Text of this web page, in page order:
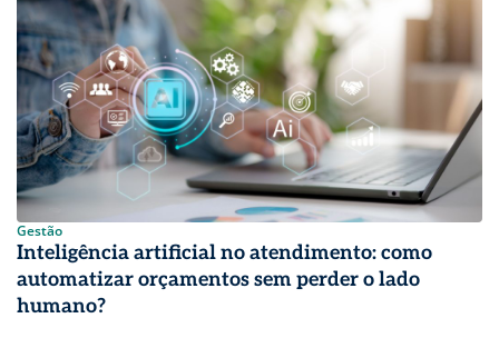
Gestão
Inteligência artificial no atendimento: como
automatizar orçamentos sem perder o lado
humano?